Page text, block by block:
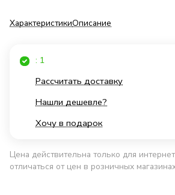
ХарактеристикиОписание
: 1
Рассчитать доставку
Нашли дешевле?
Хочу в подарок
Цена действительна только для
отличаться от цен в розничных